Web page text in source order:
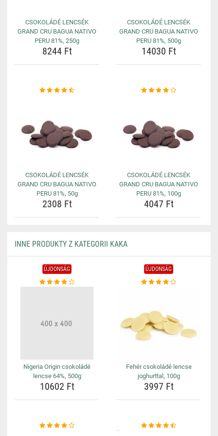
CSOKOLÁDÉ LENCSÉK
GRAND CRU BAGUA NATIVO
PERU 81%, 250g
8244 Ft
CSOKOLÁDÉ LENCSÉK
GRAND CRU BAGUA NATIVO
PERU 81%, 500g
14030 Ft
CSOKOLÁDÉ LENCSÉK
GRAND CRU BAGUA NATIVO
PERU 81%, 50g
2308 Ft
CSOKOLÁDÉ LENCSÉK
GRAND CRU BAGUA NATIVO
PERU 81%, 100g
4047 Ft
INNE PRODUKTY Z KATEGORII KAKA
ÚJDONSÁG
Nigeria Origin csokoládé
lencse 64%, 500g
10602 Ft
ÚJDONSÁG
Fehér csokoládé lencse
joghurttal, 100g
3997 Ft